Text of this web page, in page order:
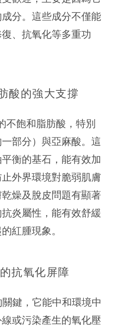
分。這些成分不僅能
、抗氧化等多重功
酸的強大支撐
不飽和脂肪酸，特別
部分）與亞麻酸。這
衡的基石，能有效加
外界環境對脆弱肌膚
燥及脫皮問題有顯著
炎屬性，能有效舒緩
紅腫現象。
抗氧化屏障
鍵，它能中和環境中
或污染產生的氧化壓